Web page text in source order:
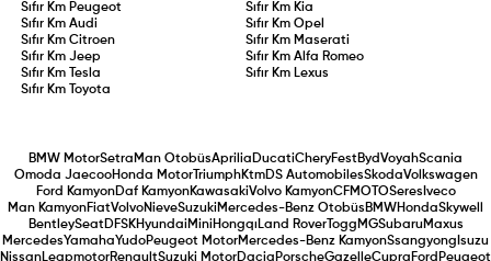
Sıfır Km Peugeot Sıfır Km Kia
Sıfır KmAudi Sıfır Km Opel
Sıfır KmCitroen Sıfır Km Maserati
Sıfır KmJeep Sıfır Km Alfa Romeo
Sıfır Km
Tesla Sıfır Km Lexus
Sıfır Km
Toyota
BMW MotorSetra Man OtobüsAprilia DucatiCheryFestBydVoyahScania
Omoda JaecooHonda MotorTriumphKtmDS AutomobilesSkodaVolkswagen
Ford KamyonDaf KamyonKawasakiVolvo KamyonCFMOTOSeres Iveco
Man KamyonFiatVolvoNieveSuzuki Mercedes-Benz Otobüs BMWHondaSkywell
BentleySeatDFSKHyundai Mini Hongqı Land RoverTogg MGSubaruMaxus
MercedesYamahaYudoPeugeot MotorMercedes-Benz KamyonSsangyong Isuzu
NissanLeapmotorRenaultSuzuki MotorDacia PorscheGazelleCupra Ford Peugeot